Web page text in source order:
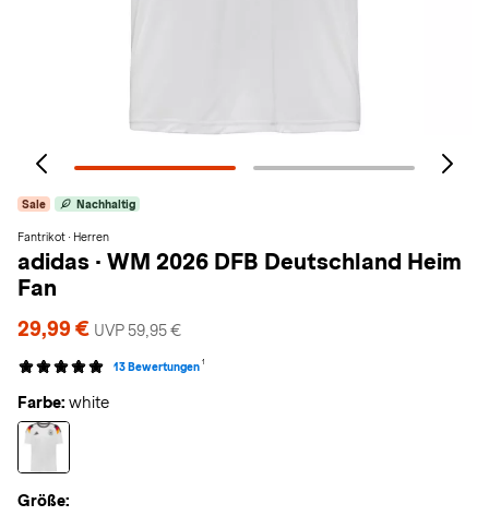
Sale Nachhaltig
Fantrikot · Herren
adidas · WM 2026 DFB Deutschland Heim
Fan
29,99 € UVP 59,95 €
13 Bewertungen 1
Farbe: white
Größe: